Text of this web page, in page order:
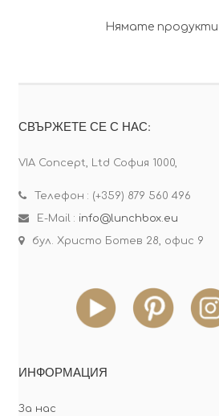
Нямате продукти
СВЪРЖЕТЕ СЕ С НАС:
VIA Concept, Ltd София 1000,
Телефон : (+359) 879 560 496
E-Mail : info@lunchbox.eu
бул. Христо Ботев 28, офис 9
ИНФОРМАЦИЯ
За нас